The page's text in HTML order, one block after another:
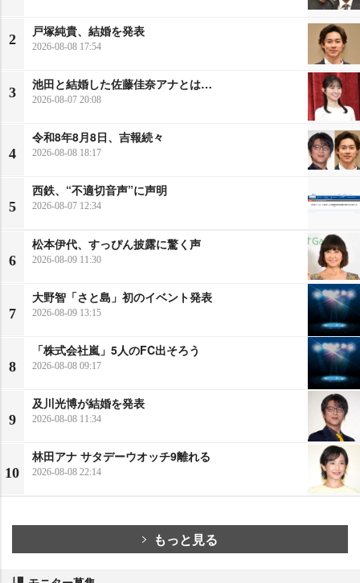
2
戸塚純貴、結婚を発表
2026-08-08 17:54
3
池田と結婚した佐藤佳奈アナとは…
2026-08-07 20:08
4
令和8年8月8日、吉報続々
2026-08-08 18:17
5
西鉄、“不適切音声”に声明
2026-08-07 12:34
6
松本伊代、すっぴん披露に驚く声
2026-08-09 11:30
7
大野智「さと島」初のイベント発表
2026-08-09 13:15
8
「株式会社嵐」5人のFC出そろう
2026-08-08 09:17
9
及川光博が結婚を発表
2026-08-08 11:34
10
林田アナ サタデーウオッチ9離れる
2026-08-08 22:14
もっと見る